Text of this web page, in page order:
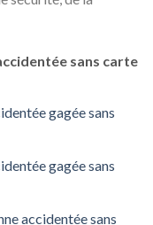
sans carte
gagée sans
gagée sans
accidentée sans